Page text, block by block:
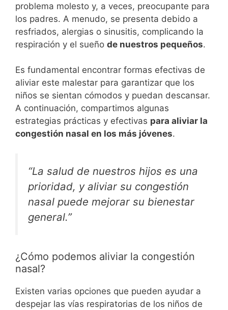
problema molesto y, a veces, preocupante para
los padres. A menudo, se presenta debido a
resfriados, alergias o sinusitis, complicando la
respiración y el sueño de nuestros pequeños.
Es fundamental encontrar formas efectivas de
aliviar este malestar para garantizar que los
niños se sientan cómodos y puedan descansar.
A continuación, compartimos algunas
estrategias prácticas y efectivas para aliviar la
congestión nasal en los más jóvenes.
“La salud de nuestros hijos es una
prioridad, y aliviar su congestión
nasal puede mejorar su bienestar
general.”
¿Cómo podemos aliviar la congestión
nasal?
Existen varias opciones que pueden ayudar a
despejar las vías respiratorias de los niños de